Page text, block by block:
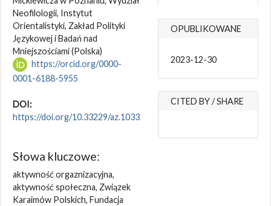
Neofilologii, Instytut
Orientalistyki, Zakład Polityki
Językowej i Badań nad
Mniejszościami(Polska)
https://orcid.org/0000-
0001-6188-5955
DOI:
https://doi.org/10.33229/az.1033
Słowa kluczowe:
aktywność orgaznizacyjna,
aktywność społeczna, Związek
Karaimów Polskich, Fundacja
OPUBLIKOWANE
2023-12-30
CITED BY / SHARE